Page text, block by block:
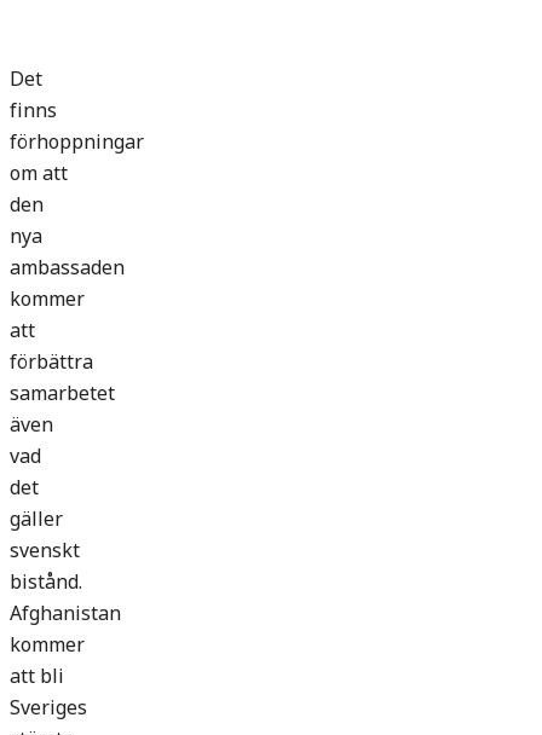
Det
finns
förhoppningar
om att
den
nya
ambassaden
kommer
att
förbättra
samarbetet
även
vad
det
gäller
svenskt
bistånd.
Afghanistan
kommer
att bli
Sveriges